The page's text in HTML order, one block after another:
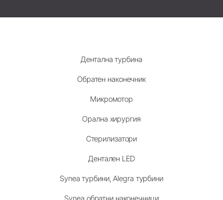
Дентална турбина
Обратен наконечник
Микромотор
Орална хирургия
Стерилизатори
Дентален LED
Synea турбини, Alegra турбини